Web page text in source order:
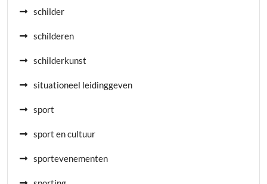
schilder
schilderen
schilderkunst
situationeel leidinggeven
sport
sport en cultuur
sportevenementen